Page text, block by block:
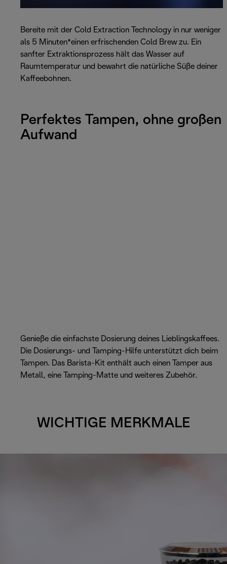
Bereite mit der Cold Extraction Technology in nur weniger
als 5 Minuten*einen erfrischenden Cold Brew zu. Ein
sanfter Extraktionsprozess hält das Wasser auf
Raumtemperatur und bewahrt die natürliche Süße deiner
Kaffeebohnen.
Perfektes Tampen, ohne großen
Aufwand
Genieße die einfachste Dosierung deines Lieblingskaffees.
Die Dosierungs- und Tamping-Hilfe unterstützt dich beim
Tampen. Das Barista-Kit enthält auch einen Tamper aus
Metall, eine Tamping-Matte und weiteres Zubehör.
WICHTIGE MERKMALE